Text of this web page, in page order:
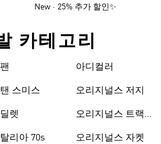
New
25% 추가 할인✨
카테고리
스미스
렛
리아 70s
아디컬러
오리지널스 저지
오리지널스 트랙
오리지널스 자켓